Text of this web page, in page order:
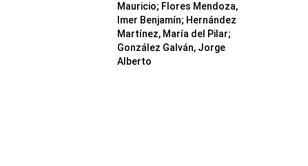
Mauricio; Flores Mendoza,
Imer Benjamín; Hernández
Martínez, María del Pilar;
González Galván, Jorge
Alberto